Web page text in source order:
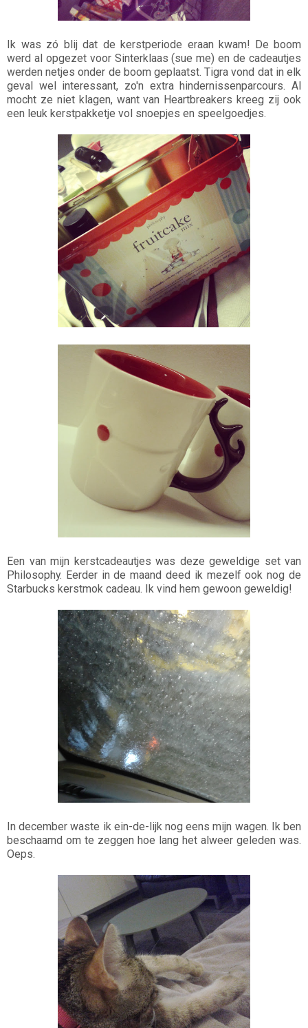
Ik was zó blij dat de kerstperiode eraan kwam! De boom
werd al opgezet voor Sinterklaas (sue me) en de cadeautjes
werden netjes onder de boom geplaatst. Tigra vond dat in elk
geval wel interessant, zo'n extra hindernissenparcours. Al
mocht ze niet klagen, want van Heartbreakers kreeg zij ook
een leuk kerstpakketje vol snoepjes en speelgoedjes.
Een van mijn kerstcadeautjes was deze geweldige set van
Philosophy. Eerder in de maand deed ik mezelf ook nog de
Starbucks kerstmok cadeau. Ik vind hem gewoon geweldig!
In december waste ik ein-de-lijk nog eens mijn wagen. Ik ben
beschaamd om te zeggen hoe lang het alweer geleden was.
Oeps.